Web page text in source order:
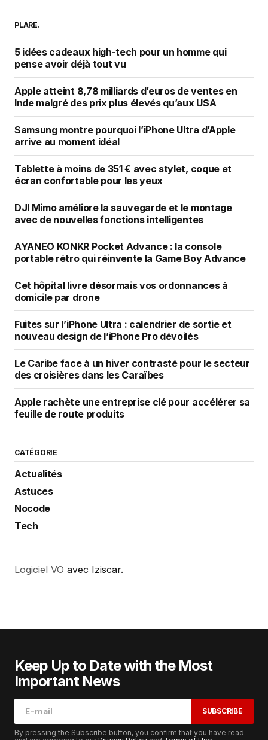
PLARE.
5 idées cadeaux high-tech pour un homme qui
pense avoir déjà tout vu
Apple atteint 8,78 milliards d’euros de ventes en
Inde malgré des prix plus élevés qu’aux USA
Samsung montre pourquoi l’iPhone Ultra d’Apple
arrive au moment idéal
Tablette à moins de 351 € avec stylet, coque et
écran confortable pour les yeux
DJI Mimo améliore la sauvegarde et le montage
avec de nouvelles fonctions intelligentes
AYANEO KONKR Pocket Advance : la console
portable rétro qui réinvente la Game Boy Advance
Cet hôpital livre désormais vos ordonnances à
domicile par drone
Fuites sur l’iPhone Ultra : calendrier de sortie et
nouveau design de l’iPhone Pro dévoilés
Le Caribe face à un hiver contrasté pour le secteur
des croisières dans les Caraïbes
Apple rachète une entreprise clé pour accélérer sa
feuille de route produits
CATÉGORIE
Actualités
Astuces
Nocode
Tech
Logiciel VO avec Iziscar.
Keep Up to Date with the Most
Important News
SUBSCRIBE
By pressing the Subscribe button, you confirm that you have read